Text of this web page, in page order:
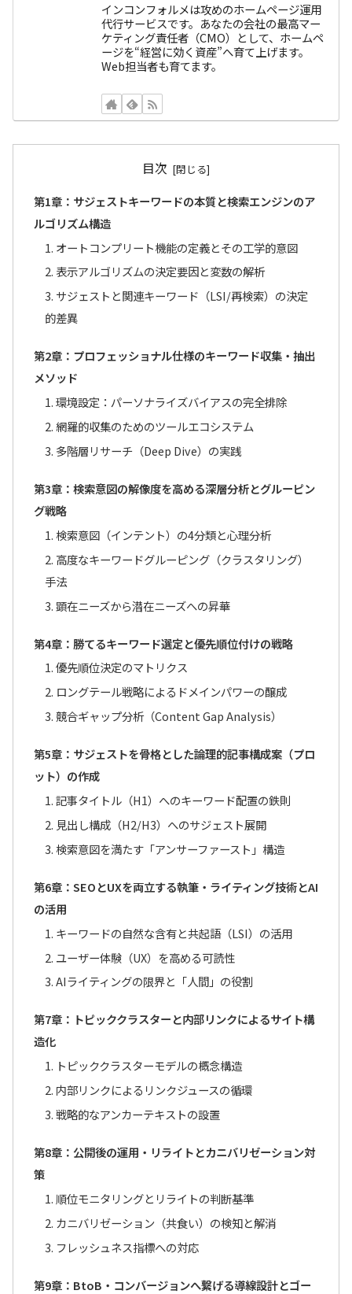
インコンフォルメは攻めのホームページ運用
代行サービスです。あなたの会社の最高マー
ケティング責任者（CMO）として、ホームペ
ージを“経営に効く資産”へ育て上げます。
Web担当者も育てます。
目次
第1章：サジェストキーワードの本質と検索エンジンのア
ルゴリズム構造
1. オートコンプリート機能の定義とその工学的意図
2. 表示アルゴリズムの決定要因と変数の解析
3. サジェストと関連キーワード（LSI/再検索）の決定
的差異
第2章：プロフェッショナル仕様のキーワード収集・抽出
メソッド
1. 環境設定：パーソナライズバイアスの完全排除
2. 網羅的収集のためのツールエコシステム
3. 多階層リサーチ（Deep Dive）の実践
第3章：検索意図の解像度を高める深層分析とグルーピン
グ戦略
1. 検索意図（インテント）の4分類と心理分析
2. 高度なキーワードグルーピング（クラスタリング）
手法
3. 顕在ニーズから潜在ニーズへの昇華
第4章：勝てるキーワード選定と優先順位付けの戦略
1. 優先順位決定のマトリクス
2. ロングテール戦略によるドメインパワーの醸成
3. 競合ギャップ分析（Content Gap Analysis）
第5章：サジェストを骨格とした論理的記事構成案（プロ
ット）の作成
1. 記事タイトル（H1）へのキーワード配置の鉄則
2. 見出し構成（H2/H3）へのサジェスト展開
3. 検索意図を満たす「アンサーファースト」構造
第6章：SEOとUXを両立する執筆・ライティング技術とAI
の活用
1. キーワードの自然な含有と共起語（LSI）の活用
2. ユーザー体験（UX）を高める可読性
3. AIライティングの限界と「人間」の役割
第7章：トピッククラスターと内部リンクによるサイト構
造化
1. トピッククラスターモデルの概念構造
2. 内部リンクによるリンクジュースの循環
3. 戦略的なアンカーテキストの設置
第8章：公開後の運用・リライトとカニバリゼーション対
策
1. 順位モニタリングとリライトの判断基準
2. カニバリゼーション（共食い）の検知と解消
3. フレッシュネス指標への対応
第9章：BtoB・コンバージョンへ繋げる導線設計とゴー